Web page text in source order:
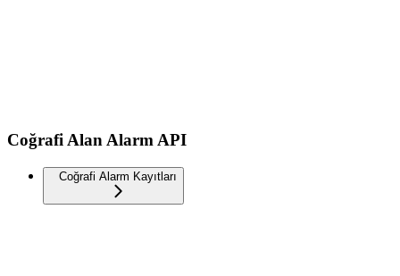
Coğrafi Alan Alarm API
Coğrafi Alarm Kayıtları